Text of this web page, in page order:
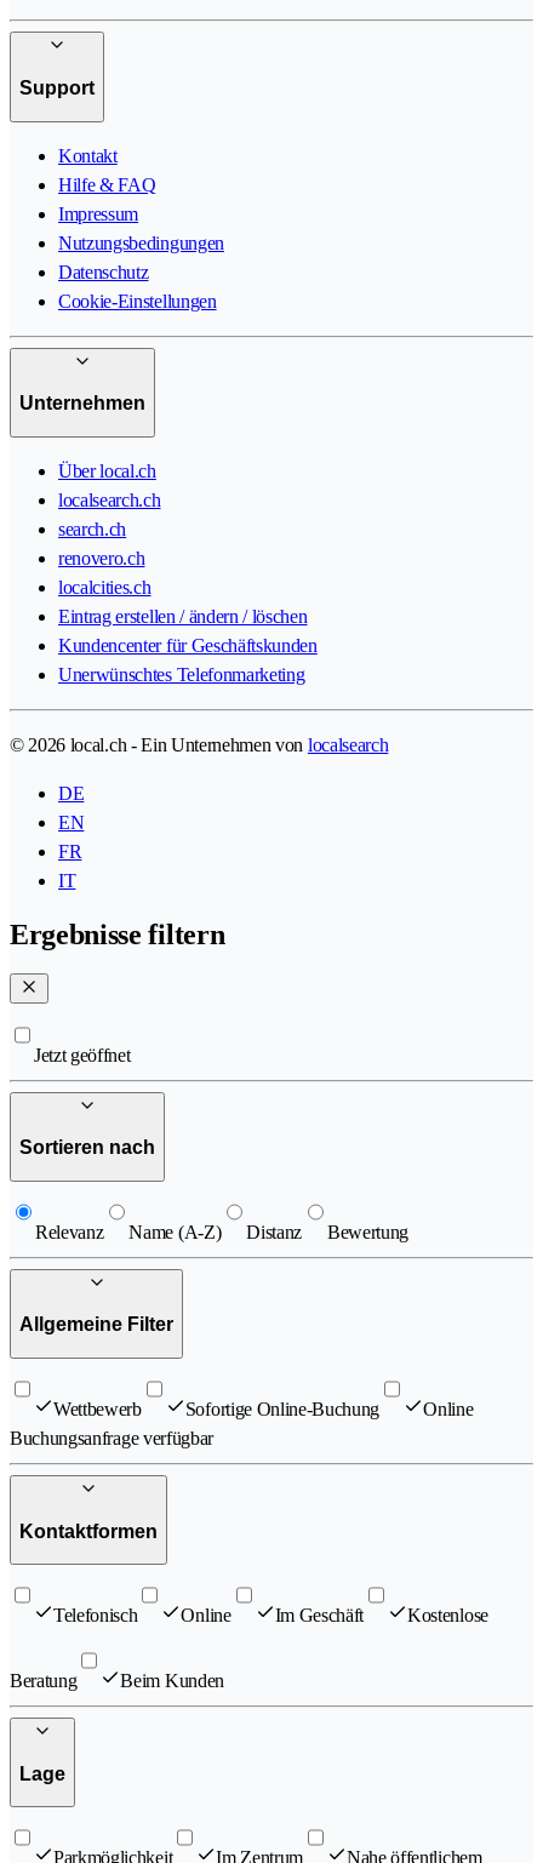
Support
Kontakt
Hilfe & FAQ
Impressum
Nutzungsbedingungen
Datenschutz
Cookie-Einstellungen
Unternehmen
Über local.ch
localsearch.ch
search.ch
renovero.ch
localcities.ch
Eintrag erstellen / ändern / löschen
Kundencenter für Geschäftskunden
Unerwünschtes Telefonmarketing
© 2026 local.ch - Ein Unternehmen von localsearch
DE
EN
FR
IT
Ergebnisse filtern
Jetzt geöffnet
Sortieren nach
Relevanz Name (A-Z) Distanz Bewertung
Allgemeine Filter
Wettbewerb Sofortige Online-Buchung
Online
Buchungsanfrage verfügbar
Kontaktformen
Telefonisch Online Im Geschäft Kostenlose
Beratung Beim Kunden
Lage
Parkmöglichkeit Im Zentrum Nahe öffentlichem